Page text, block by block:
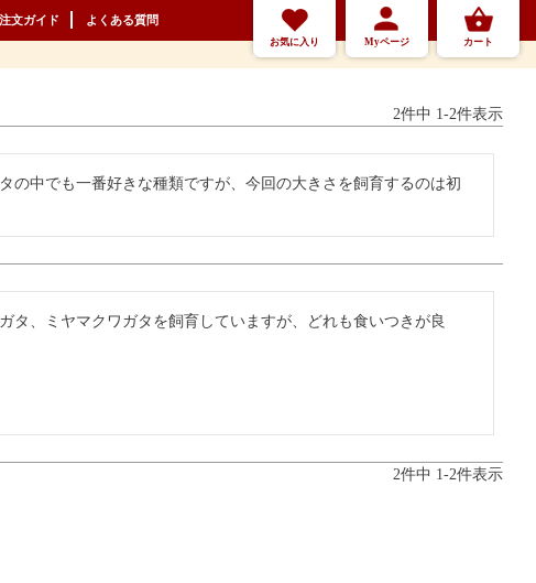
文ガイド よくある質問
お気に入り Myページ カート
2件中 1-2件表示
の中でも一番好きな種類ですが、今回の大きさを飼育するのは初
タ、ミヤマクワガタを飼育していますが、どれも食いつきが良
2件中 1-2件表示